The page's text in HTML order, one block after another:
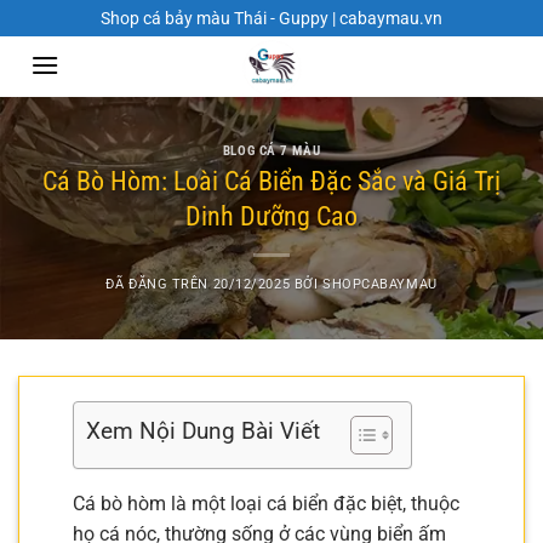
đến
dung
Shop cá bảy màu Thái - Guppy | cabaymau.vn
BLOG CÁ 7 MÀU
Cá Bò Hòm: Loài Cá Biển Đặc Sắc và Giá Trị
Dinh Dưỡng Cao
ĐÃ ĐĂNG TRÊN20/12/2025 BỞISHOPCABAYMAU
Xem Nội Dung Bài Viết
Cá bò hòm là một loại cá biển đặc biệt, thuộc
họ cá nóc, thường sống ở các vùng biển ấm